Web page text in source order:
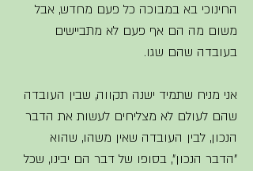
החינוכי בא במבוכה כל פעם מחדש, אבל
משום מה הם אף פעם לא מתביישים
בעובדה שהם שגו.
אני מניח שתמיד ישנה תקווה, שבין העובדה
שהם לעולם לא מצליחים לעשות את הדבר
הנכון, לבין העובדה שאין משהו, שהוא
"הדבר הנכון", בסופו של דבר הם יבינו, שכל